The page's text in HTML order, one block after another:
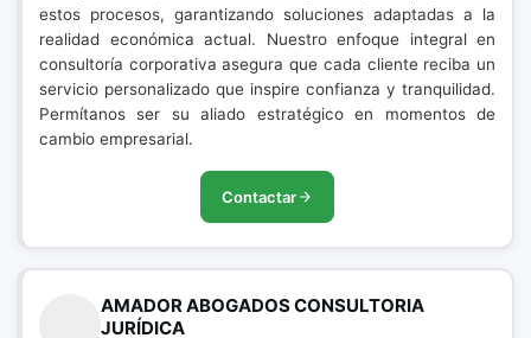
estos procesos, garantizando soluciones adaptadas a la
realidad económica actual. Nuestro enfoque integral en
consultoría corporativa asegura que cada cliente reciba un
servicio personalizado que inspire confianza y tranquilidad.
Permítanos ser su aliado estratégico en momentos de
cambio empresarial.
Contactar
AMADOR ABOGADOS CONSULTORIA
JURÍDICA